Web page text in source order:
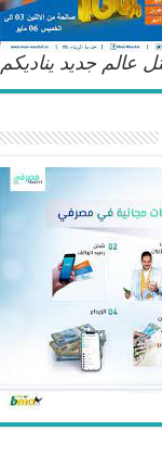
عالم جديد يناديكم